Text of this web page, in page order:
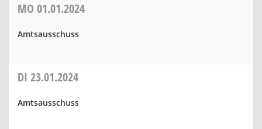
MO 01.01.2024
Amtsausschuss
DI 23.01.2024
Amtsausschuss